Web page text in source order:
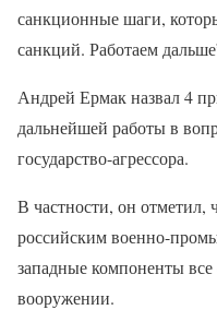
санкционные шаги,
санкций. Работаем
Андрей Ермак назвал 4
дальнейшей работы в
государство-агрессора.
В частности, он отметил,
российским военно-
западные компоненты
вооружении.